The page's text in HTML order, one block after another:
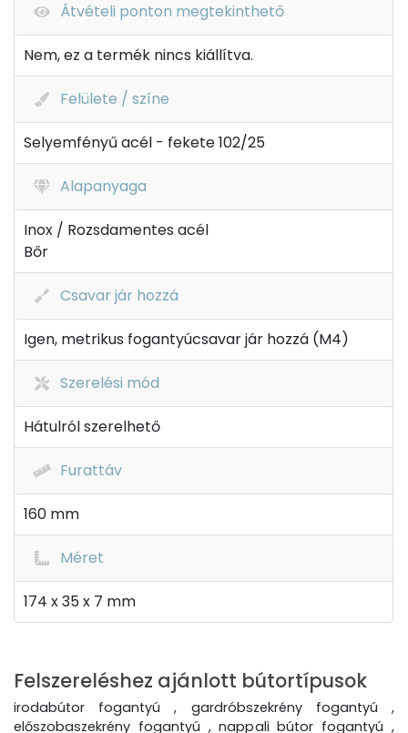
Átvételi ponton megtekinthető
Nem, ez a termék nincs kiállítva.
Felülete / színe
Selyemfényű acél - fekete 102/25
Alapanyaga
Inox / Rozsdamentes acél
Bőr
Csavar jár hozzá
Igen, metrikus fogantyúcsavar jár hozzá (M4)
Szerelési mód
Hátulról szerelhető
Furattáv
160 mm
Méret
174 x 35 x 7 mm
Felszereléshez ajánlott bútortípusok
irodabútor fogantyú , gardróbszekrény fogantyú ,
előszobaszekrény fogantyú , nappali bútor fogantyú ,